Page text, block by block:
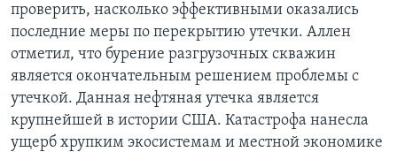
проверить, насколько эффективными оказались
последние меры по перекрытию утечки. Аллен
отметил, что бурение разгрузочных скважин
является окончательным решением проблемы с
утечкой. Данная нефтяная утечка является
крупнейшей в истории США. Катастрофа нанесла
ущерб хрупким экосистемам и местной экономике